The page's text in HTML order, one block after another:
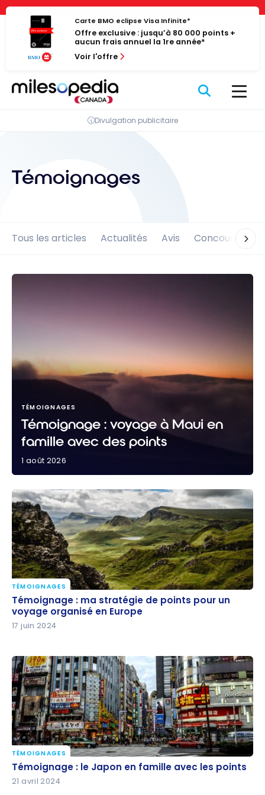
Panneau de gestion des cookies
Passer
contenu
Carte BMO eclipse Visa Infinite*
Offre exclusive : jusqu’à 80 000 points +
aucun frais annuel la 1re année*
Voir l'offre
Divulgation publicitaire
Témoignages
Tous les articles Actualités Avis Concours
points
TÉMOIGNAGES
Témoignage : voyage à Maui en
famille avec des points
1 août 2026
Témoignage : ma stratégie de points pour un
voyage organisé en Europe
TÉMOIGNAGES
Témoignage : ma stratégie de points pour un
voyage organisé en Europe
17 juin 2024
Témoignage : le Japon en famille avec les points
TÉMOIGNAGES
Témoignage : le Japon en famille avec les points
21 avril 2024